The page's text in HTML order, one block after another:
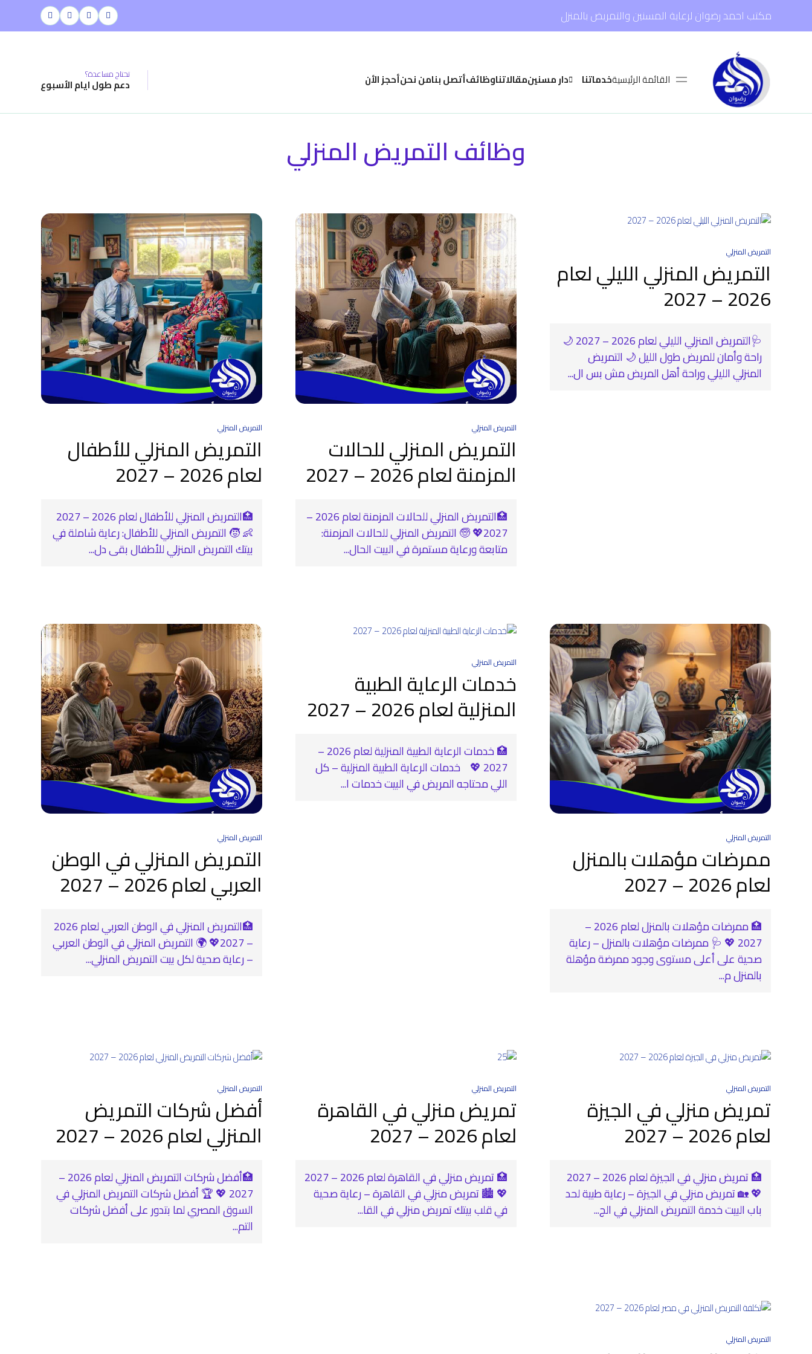
مكتب احمد رضوان لرعاية المسنين والتمريض بالمنزل
القائمة الرئيسيةخدماتنا دار مسنينمقالاتناوظائفأتصل بنامن نحنأحجز الأن تحتاج مساعدة؟
دعم طول ايام الأسبوع
وظائف التمريض المنزلي
التمريض المنزلي
التمريض المنزلي الليلي لعام
2026 – 2027
🩺التمريض المنزلي الليلي لعام 2026 – 2027 🌙
راحة وأمان للمريض طول الليل 🌙 التمريض
المنزلي الليلي وراحة أهل المريض مش بس ال...
التمريض المنزلي
التمريض المنزلي للحالات
المزمنة لعام 2026 – 2027
🏥التمريض المنزلي للحالات المزمنة لعام 2026 –
2027💖 🧓 التمريض المنزلي للحالات المزمنة:
متابعة ورعاية مستمرة في البيت الحال...
التمريض المنزلي
التمريض المنزلي للأطفال
لعام 2026 – 2027
🏥التمريض المنزلي للأطفال لعام 2026 – 2027
👶 🧒 التمريض المنزلي للأطفال: رعاية شاملة في
بيتك التمريض المنزلي للأطفال بقى دل...
التمريض المنزلي
ممرضات مؤهلات بالمنزل
لعام 2026 – 2027
🏥 ممرضات مؤهلات بالمنزل لعام 2026 –
2027 💖 🩺 ممرضات مؤهلات بالمنزل – رعاية
صحية على أعلى مستوى وجود ممرضة مؤهلة
بالمنزل م...
التمريض المنزلي
خدمات الرعاية الطبية
المنزلية لعام 2026 – 2027
🏥 خدمات الرعاية الطبية المنزلية لعام 2026 –
2027 💖 خدمات الرعاية الطبية المنزلية – كل
اللي محتاجه المريض في البيت خدمات ا...
التمريض المنزلي
التمريض المنزلي في الوطن
العربي لعام 2026 – 2027
🏥التمريض المنزلي في الوطن العربي لعام 2026
– 2027💖 🌍 التمريض المنزلي في الوطن العربي
– رعاية صحية لكل بيت التمريض المنزلي...
التمريض المنزلي
تمريض منزلي في الجيزة
لعام 2026 – 2027
🏥 تمريض منزلي في الجيزة لعام 2026 – 2027
💖 🏡 تمريض منزلي في الجيزة – رعاية طبية لحد
باب البيت خدمة التمريض المنزلي في الج...
التمريض المنزلي
تمريض منزلي في القاهرة
لعام 2026 – 2027
🏥 تمريض منزلي في القاهرة لعام 2026 – 2027
💖 🏙️ تمريض منزلي في القاهرة – رعاية صحية
في قلب بيتك تمريض منزلي في القا...
التمريض المنزلي
أفضل شركات التمريض
المنزلي لعام 2026 – 2027
🏥أفضل شركات التمريض المنزلي لعام 2026 –
2027 💖 🏆 أفضل شركات التمريض المنزلي في
السوق المصري لما بتدور على أفضل شركات
التم...
التمريض المنزلي